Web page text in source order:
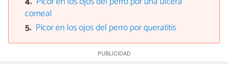
corneal
Picor en los ojos del perro por queratitis